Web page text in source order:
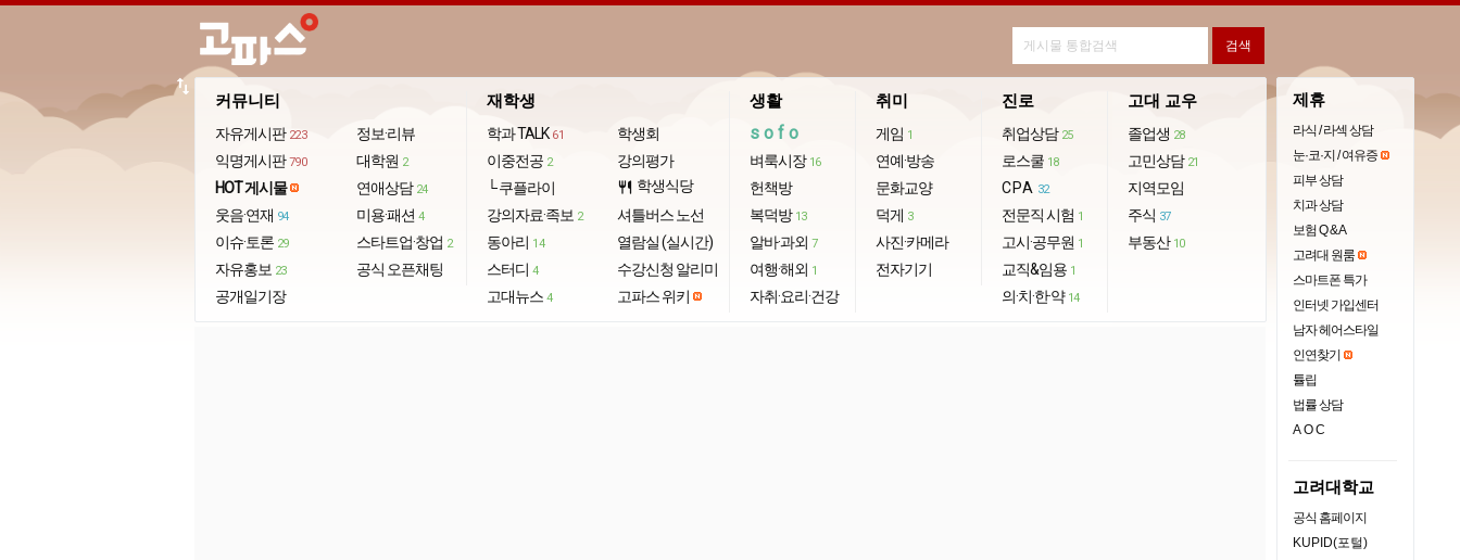
커뮤니티
자유게시판 223
익명게시판 790
HOT 게시물
웃음·연재 94
이슈·토론 29
자유홍보 23
공개일기장
정보·리뷰
대학원 2
연애상담 24
미용·패션 4
스타트업·창업 2
공식 오픈채팅
재학생
학과 TALK 61
이중전공 2
└ 쿠플라이
강의자료·족보 2
동아리 14
스터디 4
고대뉴스 4
학생회
강의평가
restaurant 학생식당
셔틀버스 노선
열람실 (실시간)
수강신청 알리미
고파스 위키
생활
sofo
벼룩시장 16
헌책방
복덕방 13
알바·과외 7
여행·해외 1
자취·요리·건강
취미
게임 1
연예·방송
문화교양
덕게 3
사진·카메라
전자기기
진로
취업상담 25
로스쿨 18
CPA 32
전문직 시험 1
고시·공무원 1
교직&임용 1
의·치·한·약 14
고대 교우
졸업생 28
고민상담 21
지역모임
주식 37
부동산 10
import_export
제휴
라식 / 라섹 상담
눈·코·지 / 여유증
피부 상담
치과 상담
보험 Q & A
고려대 원룸
스마트폰 특가
인터넷 가입센터
남자 헤어스타일
인연찾기
튤립
법률 상담
AOC
고려대학교
공식 홈페이지
KUPID(포털)